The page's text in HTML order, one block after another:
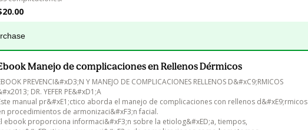
Manejo de complicaciones en Rellenos Dérmicos
PREVENCI&#xD3;N Y MANEJO DE COMPLICACIONES RELLENOS D&#xC9;RMICOS
DR. YEFER PE&#xD1;A
manual pr&#xE1;ctico aborda el manejo de complicaciones con rellenos d&#xE9;rmicos
procedimientos de armonizaci&#xF3;n facial.
ebook proporciona informaci&#xF3;n sobre la etiolog&#xED;a, tiempos,